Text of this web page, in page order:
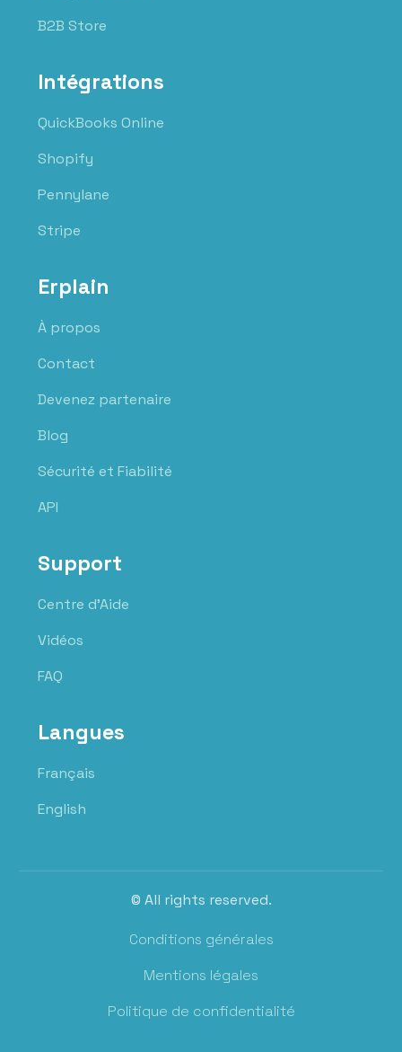
B2B Store
Intégrations
QuickBooks Online
Shopify
Pennylane
Stripe
Erplain
À propos
Contact
Devenez partenaire
Blog
Sécurité et Fiabilité
API
Support
Centre d'Aide
Vidéos
FAQ
Langues
Français
English
© All rights reserved.
Conditions générales
Mentions légales
Politique de confidentialité